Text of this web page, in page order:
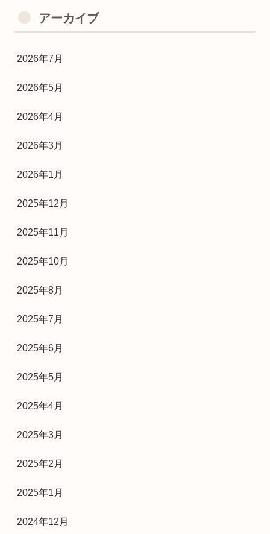
アーカイブ
2026年7月
2026年5月
2026年4月
2026年3月
2026年1月
2025年12月
2025年11月
2025年10月
2025年8月
2025年7月
2025年6月
2025年5月
2025年4月
2025年3月
2025年2月
2025年1月
2024年12月